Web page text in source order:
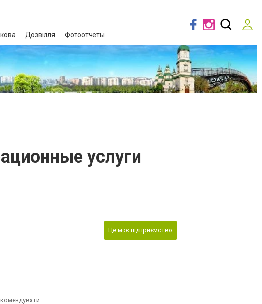
Дозвілля Фотоотчеты
услуги
Це моє підприємство